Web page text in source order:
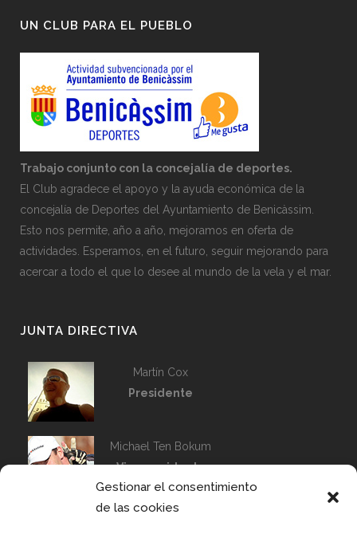
Gestionar el consentimiento
de las cookies
UN CLUB PARA EL PUEBLO
Trabajo conjunto con la concejalía de deportes.
El Club agradece el apoyo y la ayuda económica de la
concejalía de Deportes del Ayuntamiento de Benicàssim.
Esto nos permite, año a año, mejoramos en oferta de
actividades. Esperamos, en el futuro, seguir mejorando para
acercar a todo el que lo desee al mundo de la vela y el mar.
JUNTA DIRECTIVA
Martín Cox
Presidente
Michael Ten Bokum
Vicepresidente
Capitán de Flota